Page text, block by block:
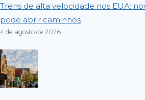
Trens de alta velocidade nos EUA:
pode abrir caminhos
4 de agosto de 2026